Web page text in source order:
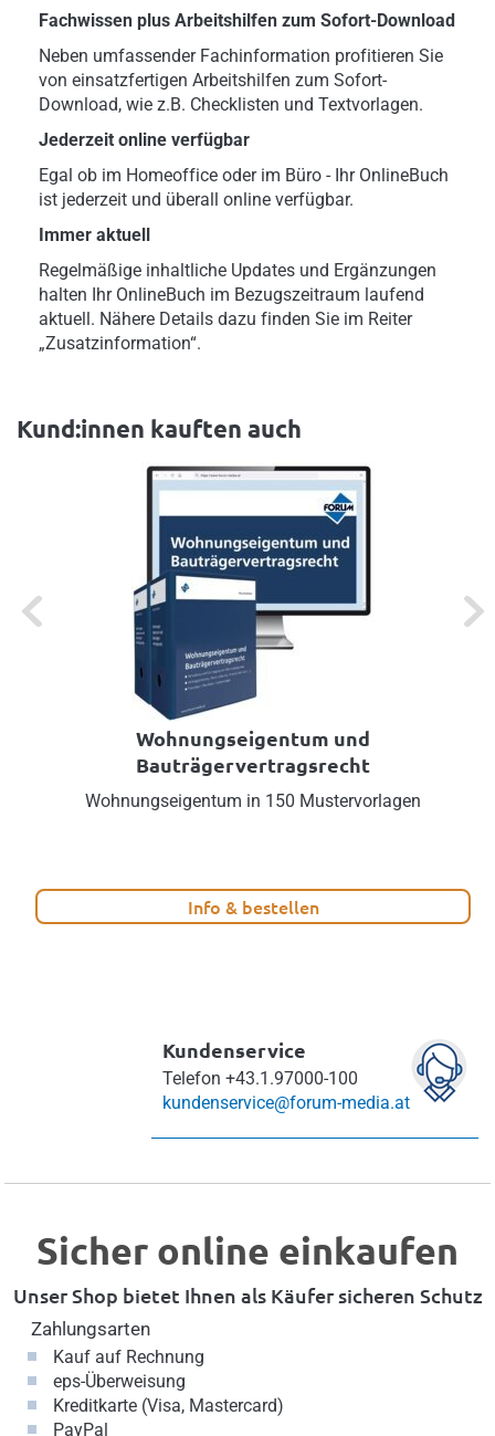
Fachwissen plus Arbeitshilfen zum Sofort-Download
Neben umfassender Fachinformation profitieren Sie
von einsatzfertigen Arbeitshilfen zum Sofort-
Download, wie z.B. Checklisten und Textvorlagen.
Jederzeit online verfügbar
Egal ob im Homeoffice oder im Büro - Ihr OnlineBuch
ist jederzeit und überall online verfügbar.
Immer aktuell
Regelmäßige inhaltliche Updates und Ergänzungen
halten Ihr OnlineBuch im Bezugszeitraum laufend
aktuell. Nähere Details dazu finden Sie im Reiter
„Zusatzinformation“.
Kund:innen kauften auch
Previous Next
Wohnungseigentum und
Bauträgervertragsrecht
Wohnungseigentum in 150 Mustervorlagen
Info & bestellen
Kundenservice
Telefon +43.1.97000-100
kundenservice@forum-media.at
Sicher online einkaufen
Unser Shop bietet Ihnen als Käufer sicheren Schutz
Zahlungsarten
Kauf auf Rechnung
eps-Überweisung
Kreditkarte (Visa, Mastercard)
PayPal